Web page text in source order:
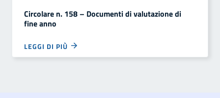
Circolare n. 158 – Documenti di valutazione di
fine anno
LEGGI DI PIÙ